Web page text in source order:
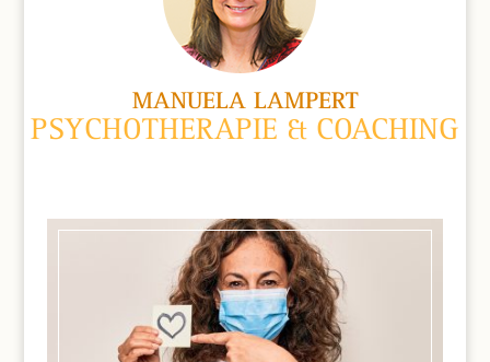
MANUELA LAMPERT
PSYCHOTHERAPIE & COACHING